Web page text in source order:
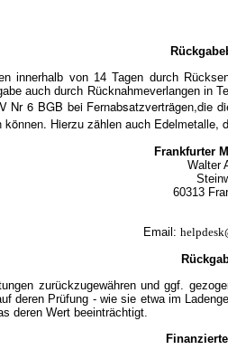
innerhalb von 14 Tagen durch
auch durch Rücknahmeverlangen
Nr 6 BGB bei Fernabsatzverträgen,die
Hierzu zählen auch Edelmetalle,
Frankfurter
Walter
60313
Email:
zurückzugewähren und ggf.
deren Prüfung - wie sie etwa im
deren Wert beeinträchtigt.